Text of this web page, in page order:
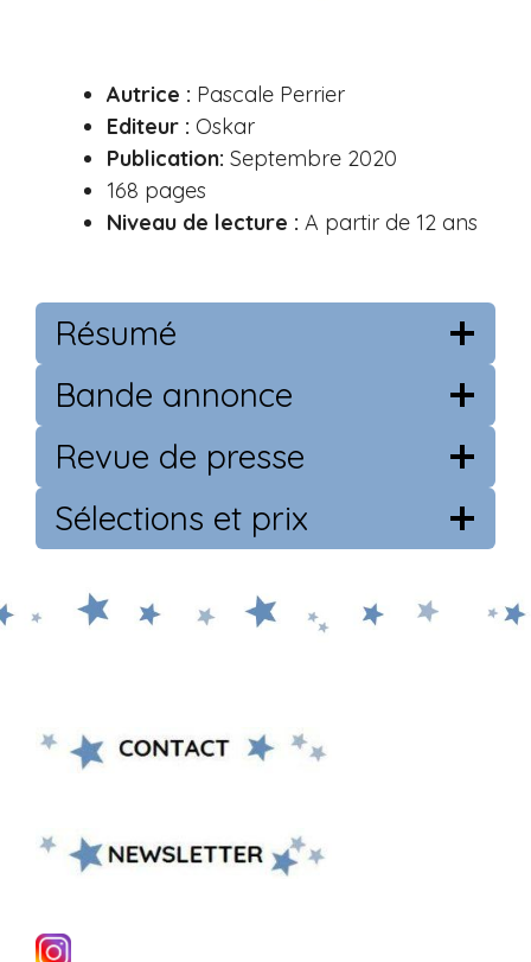
Autrice : Pascale Perrier
Editeur : Oskar
Publication: Septembre 2020
168 pages
Niveau de lecture : A partir de 12 ans
Résumé
Bande annonce
Revue de presse
Sélections et prix